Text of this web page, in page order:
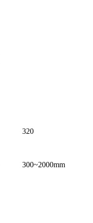
320
300~2000mm